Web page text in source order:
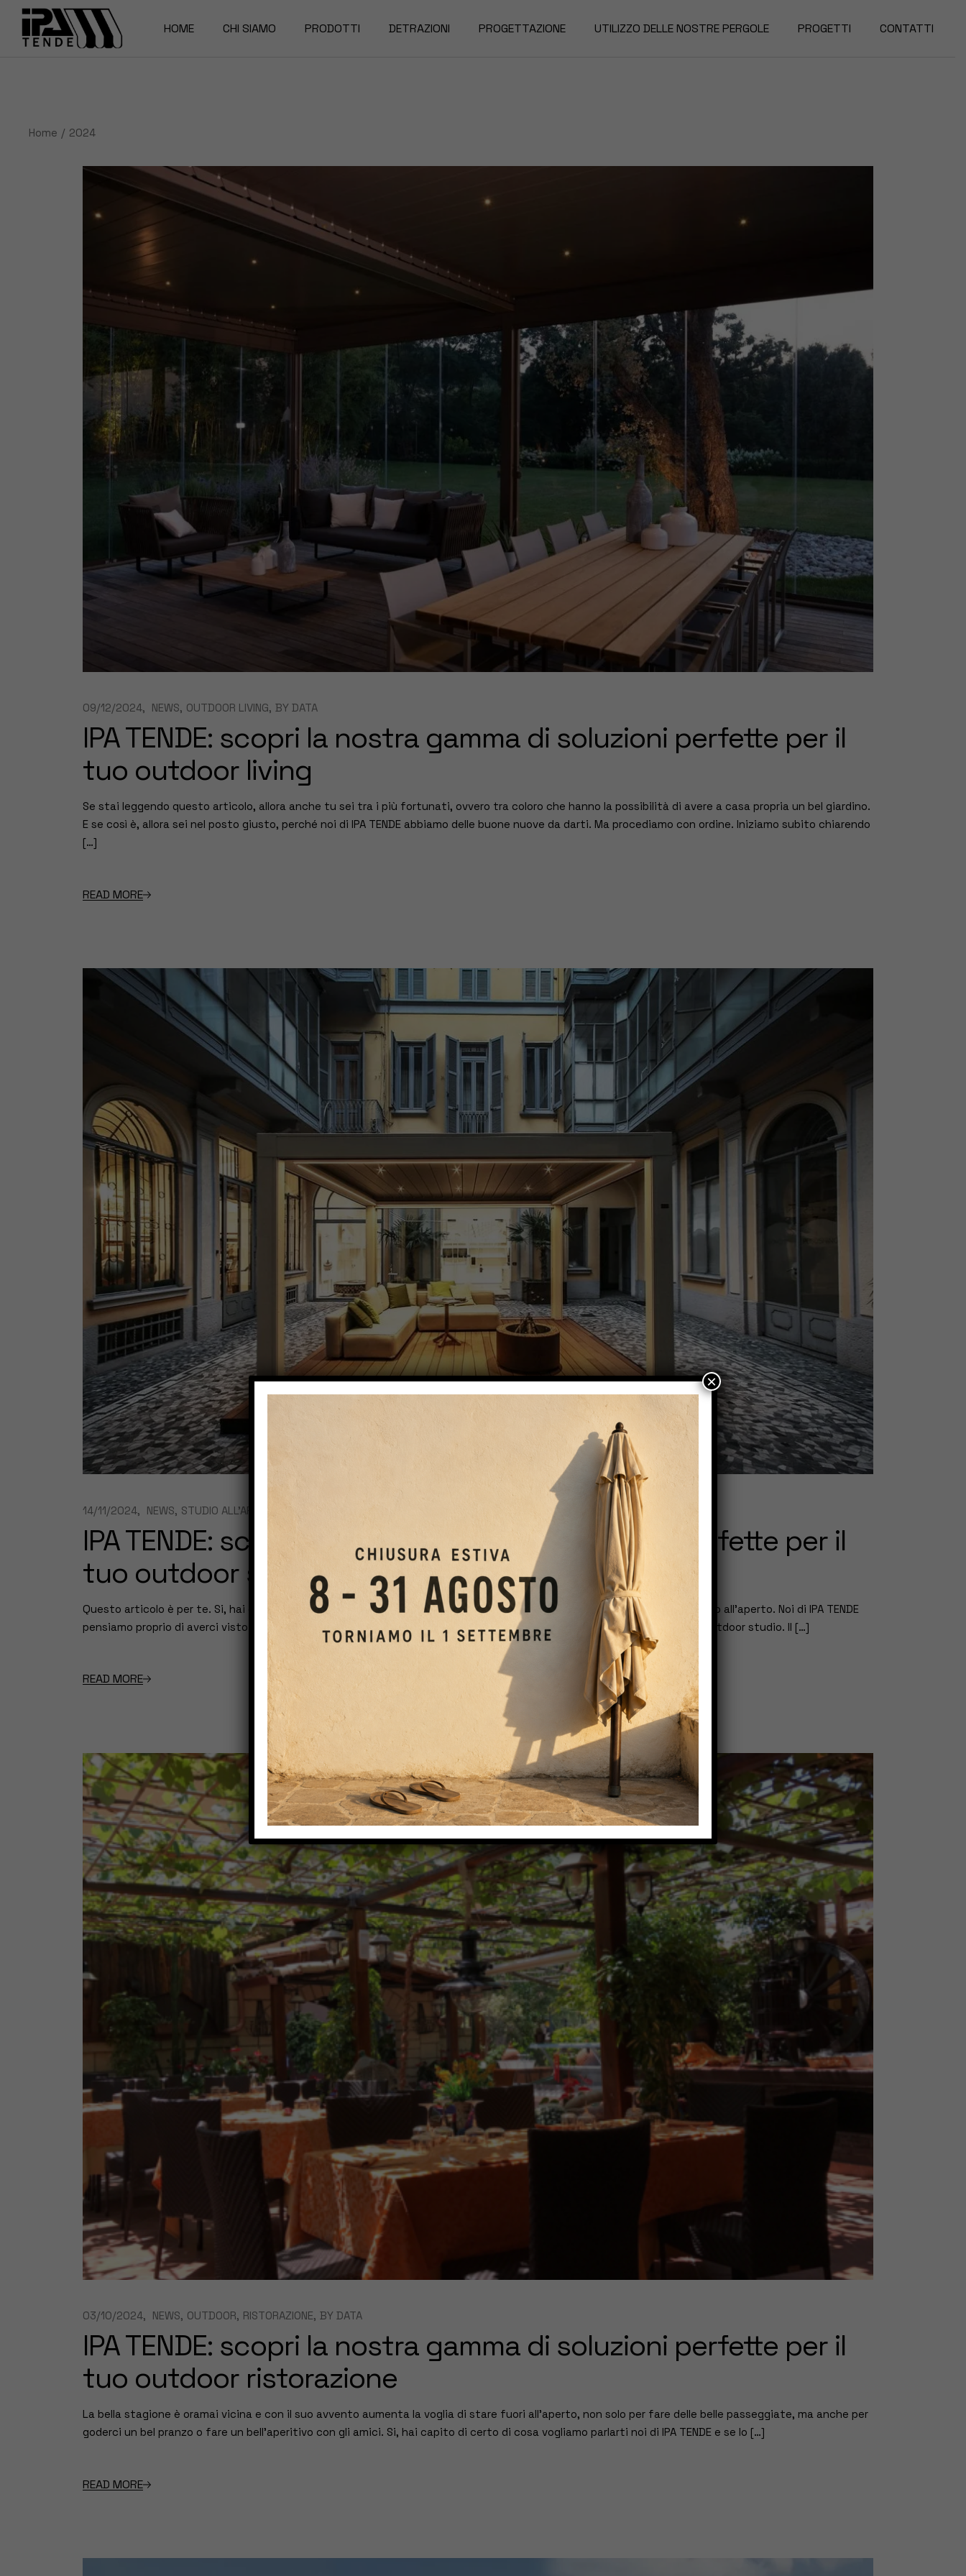
content
HOME CHI SIAMO PRODOTTI DETRAZIONI PROGETTAZIONE UTILIZZO DELLE NOSTRE PERGOLE PROGETTI CONTATTI
Home 2024
09/12/2024 NEWS OUTDOOR LIVING BY DATA
IPA TENDE: scopri la nostra gamma di soluzioni perfette per il
tuo outdoor living
Se stai leggendo questo articolo, allora anche tu sei tra i più fortunati, ovvero tra coloro che hanno la possibilità di avere a casa propria un bel giardino.
E se così è, allora sei nel posto giusto, perché noi di IPA TENDE abbiamo delle buone nuove da darti. Ma procediamo con ordine. Iniziamo subito chiarendo
[…]
READ MORE
14/11/2024 NEWS STUDIO ALL’APERTO
IPA TENDE: scopri la nostra gamma di soluzioni perfette per il
tuo outdoor studio all’aperto
Questo articolo è per te. Si, hai capito bene. È per te, che siamo certi, sei alla ricerca dell’outdoor perfetto per il tuo studio all’aperto. Noi di IPA TENDE
pensiamo proprio di averci visto bene, e siamo qui per dirti che abbiamo pensato a tutta una serie di soluzioni per il tuo outdoor studio. Il […]
READ MORE
03/10/2024 NEWS OUTDOOR RISTORAZIONE BY DATA
IPA TENDE: scopri la nostra gamma di soluzioni perfette per il
tuo outdoor ristorazione
La bella stagione è oramai vicina e con il suo avvento aumenta la voglia di stare fuori all’aperto, non solo per fare delle belle passeggiate, ma anche per
goderci un bel pranzo o fare un bell’aperitivo con gli amici. Si, hai capito di certo di cosa vogliamo parlarti noi di IPA TENDE e se lo […]
READ MORE
×